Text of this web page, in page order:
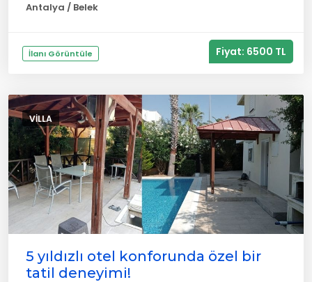
Antalya / Belek
İlanı Görüntüle Fiyat: 6500 TL
VILLA
5 yıldızlı otel konforunda özel bir
tatil deneyimi!